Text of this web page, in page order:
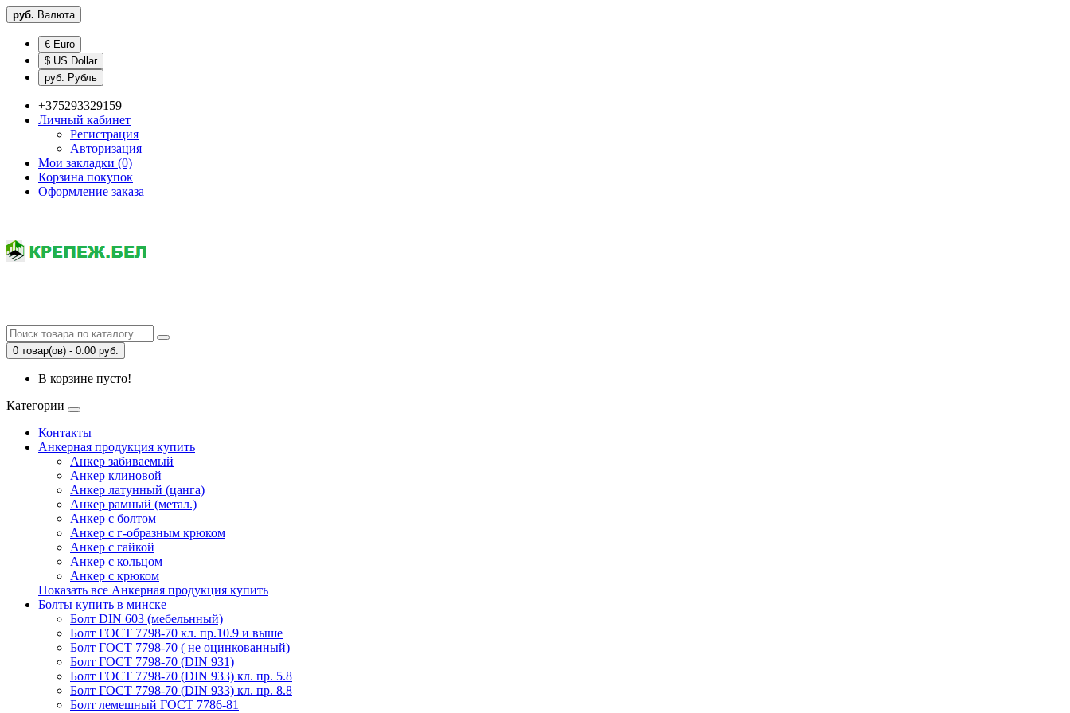
руб. Валюта
€ Euro
$ US Dollar
руб. Рубль
+375293329159
Личный кабинет
Регистрация
Авторизация
Мои закладки (0)
Корзина покупок
Оформление заказа
0 товар(ов) - 0.00 руб.
В корзине пусто!
Категории
Контакты
Анкерная продукция купить
Анкер забиваемый
Анкер клиновой
Анкер латунный (цанга)
Анкер рамный (метал.)
Анкер с болтом
Анкер с г-образным крюком
Анкер с гайкой
Анкер с кольцом
Анкер с крюком
Показать все Анкерная продукция купить
Болты купить в минске
Болт DIN 603 (мебельнный)
Болт ГОСТ 7798-70 кл. пр.10.9 и выше
Болт ГОСТ 7798-70 ( не оцинкованный)
Болт ГОСТ 7798-70 (DIN 931)
Болт ГОСТ 7798-70 (DIN 933) кл. пр. 5.8
Болт ГОСТ 7798-70 (DIN 933) кл. пр. 8.8
Болт лемешный ГОСТ 7786-81